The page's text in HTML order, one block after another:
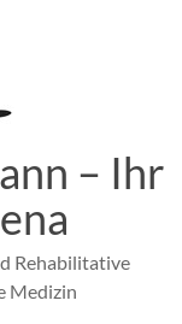
– Ihr
Rehabilitative
Medizin